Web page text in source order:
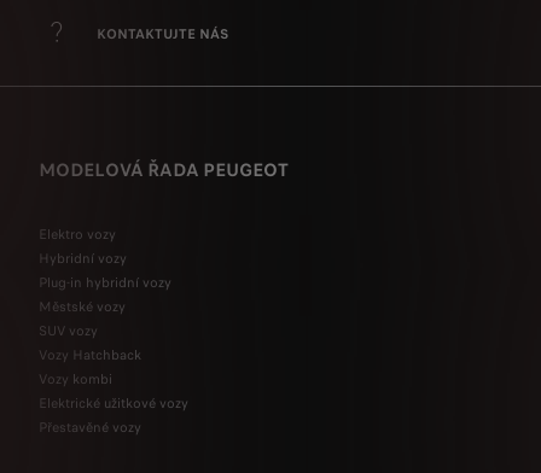
KONTAKTUJTE NÁS
MODELOVÁ ŘADA PEUGEOT
Elektro vozy
Hybridní vozy
Plug-in hybridní vozy
Městské vozy
SUV vozy
Vozy Hatchback
Vozy kombi
Elektrické užitkové vozy
Přestavěné vozy